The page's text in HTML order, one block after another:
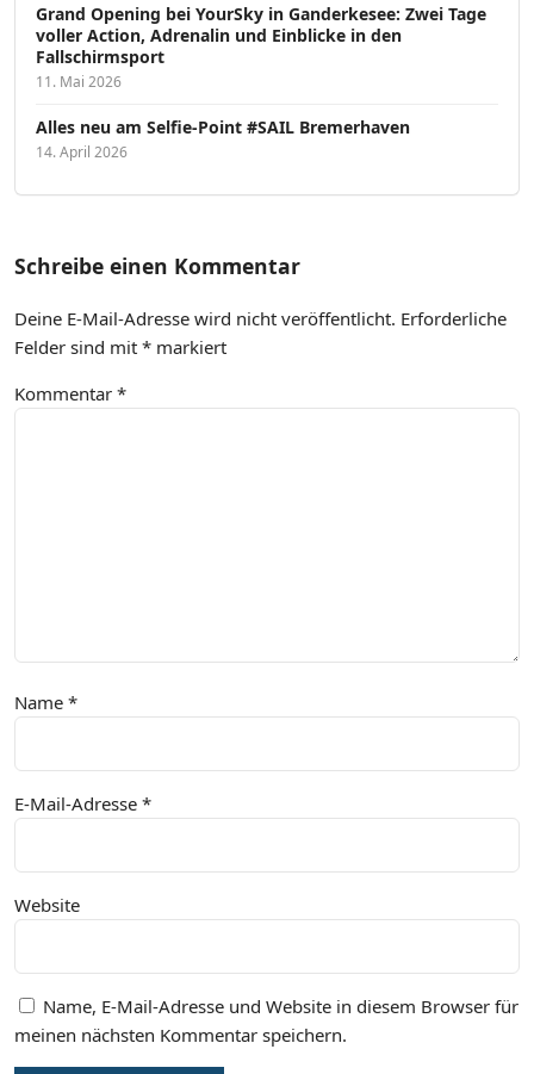
Grand Opening bei YourSky in Ganderkesee: Zwei Tage
voller Action, Adrenalin und Einblicke in den
Fallschirmsport
11. Mai 2026
Alles neu am Selfie-Point #SAIL Bremerhaven
14. April 2026
Schreibe einen Kommentar
Deine E-Mail-Adresse wird nicht veröffentlicht. Erforderliche
Felder sind mit * markiert
Kommentar *
Name *
E-Mail-Adresse *
Website
Name, E-Mail-Adresse und Website in diesem Browser für
meinen nächsten Kommentar speichern.